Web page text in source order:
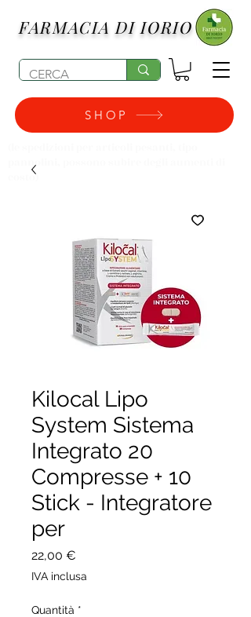
FARMACIA DI IORIO
SHOP
pannolini, possono subire degli aumenti di
costo)
Kilocal Lipo
System Sistema
Integrato 20
Compresse + 10
Stick - Integratore
per
22,00 €
IVA inclusa
Quantità *